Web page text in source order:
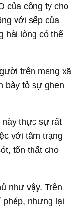
của công ty cho
với sếp của
hài lòng có thể
trên mạng xã
bày tỏ sự ghen
thực sự rất
với tâm trạng
tổn thất cho
như vậy. Trên
phép, nhưng lại